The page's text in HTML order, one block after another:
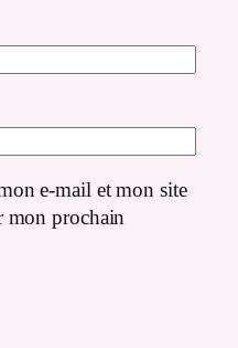
e-mail et mon site
mon prochain